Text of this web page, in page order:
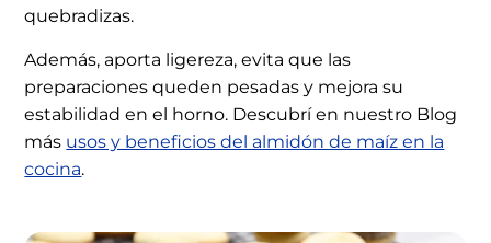
quebradizas.
Además, aporta ligereza, evita que las
preparaciones queden pesadas y mejora su
estabilidad en el horno. Descubrí en nuestro Blog
más usos y beneficios del almidón de maíz en la
cocina.